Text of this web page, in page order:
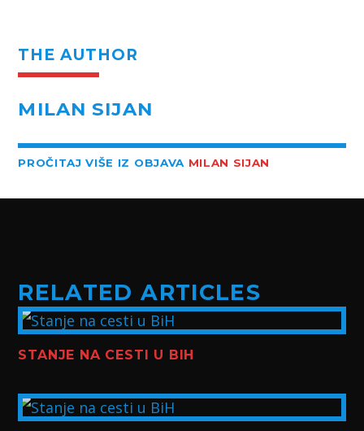
THE AUTHOR
MILAN SIJAN
PROČITAJ VIŠE IZ OBJAVA MILAN SIJAN
RELATED ARTICLES
STANJE NA CESTI U BIH